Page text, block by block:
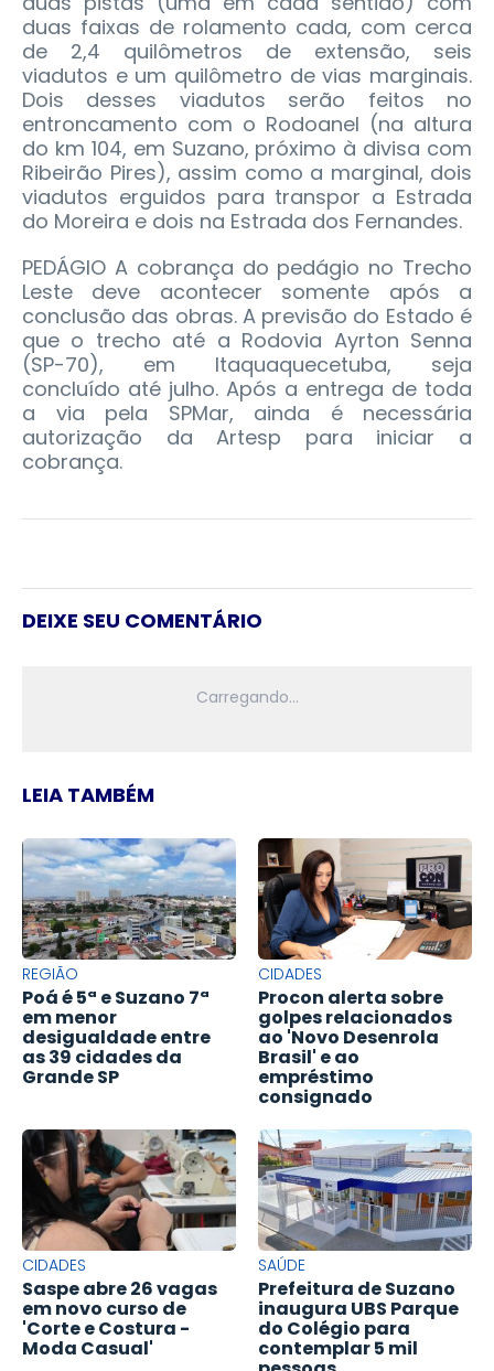
duas faixas de rolamento cada, com cerca
de 2,4 quilômetros de extensão, seis
viadutos e um quilômetro de vias marginais.
Dois desses viadutos serão feitos no
entroncamento com o Rodoanel (na altura
do km 104, em Suzano, próximo à divisa com
Ribeirão Pires), assim como a marginal, dois
viadutos erguidos para transpor a Estrada
do Moreira e dois na Estrada dos Fernandes.
PEDÁGIO A cobrança do pedágio no Trecho
Leste deve acontecer somente após a
conclusão das obras. A previsão do Estado é
que o trecho até a Rodovia Ayrton Senna
(SP-70), em Itaquaquecetuba, seja
concluído até julho. Após a entrega de toda
a via pela SPMar, ainda é necessária
autorização da Artesp para iniciar a
cobrança.
DEIXE SEU COMENTÁRIO
LEIA TAMBÉM
REGIÃO
Poá é 5ª e Suzano 7ª
em menor
desigualdade entre
as 39 cidades da
Grande SP
CIDADES
Procon alerta sobre
golpes relacionados
ao 'Novo Desenrola
Brasil' e ao
empréstimo
consignado
CIDADES
Saspe abre 26 vagas
em novo curso de
'Corte e Costura -
Moda Casual'
SAÚDE
Prefeitura de Suzano
inaugura UBS Parque
do Colégio para
contemplar 5 mil